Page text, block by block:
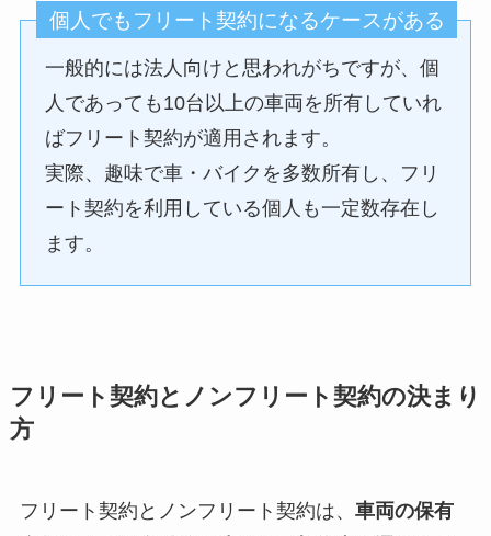
個人でもフリート契約になるケースがある
一般的には法人向けと思われがちですが、個
人であっても10台以上の車両を所有していれ
ばフリート契約が適用されます。
実際、趣味で車・バイクを多数所有し、フリ
ート契約を利用している個人も一定数存在し
ます。
フリート契約とノンフリート契約の決まり
方
フリート契約とノンフリート契約は、 車両の保有